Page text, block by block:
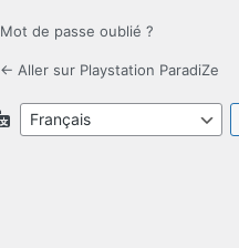
Mot de passe oublié ?
← Aller sur Playstation ParadiZe
Langue